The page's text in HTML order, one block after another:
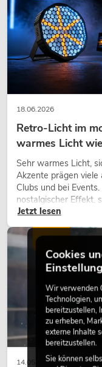
18.06.2026
Retro-Licht im
warmes Licht
Sehr warmes Licht,
Akzente prägen viele
Clubs und bei
nostalgischer Effekt,
Gestaltungsmittel: Es
wirken lassen.
Jetzt lesen
14.05.2026
LICHT
Cookies
Wir verwenden
Technologien,
bereitzustellen,
zu erheben,
externe Inhalte
bereitzustellen.
Sie können